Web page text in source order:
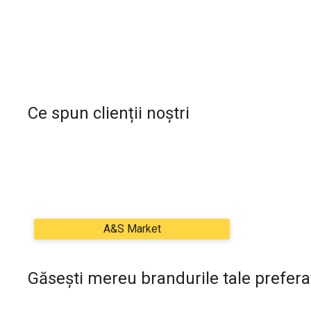
Ce spun clienții noștri
Găsești mereu brandurile tale